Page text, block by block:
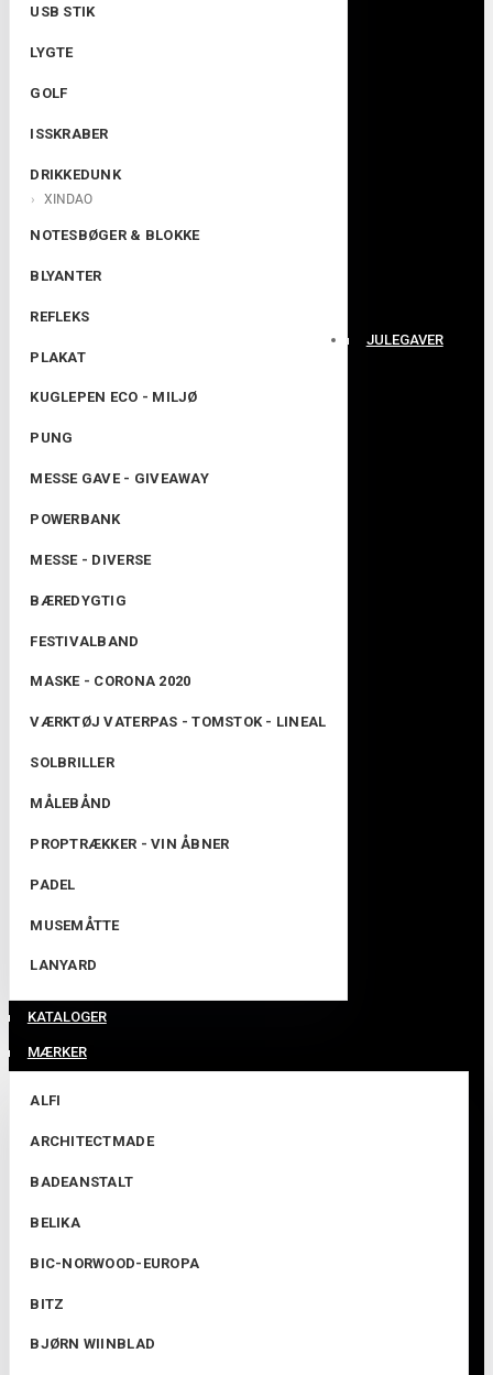
USB STIK
LYGTE
GOLF
ISSKRABER
DRIKKEDUNK
XINDAO
NOTESBØGER & BLOKKE
BLYANTER
REFLEKS
PLAKAT
KUGLEPEN ECO - MILJØ
PUNG
MESSE GAVE - GIVEAWAY
POWERBANK
MESSE - DIVERSE
BÆREDYGTIG
FESTIVALBAND
MASKE - CORONA 2020
VÆRKTØJ VATERPAS - TOMSTOK - LINEAL
SOLBRILLER
MÅLEBÅND
PROPTRÆKKER - VIN ÅBNER
PADEL
MUSEMÅTTE
LANYARD
MÆRKER
ALFI
ARCHITECTMADE
BADEANSTALT
BELIKA
BIC-NORWOOD-EUROPA
BITZ
BJØRN WIINBLAD
KATALOGER
JULEGAVER